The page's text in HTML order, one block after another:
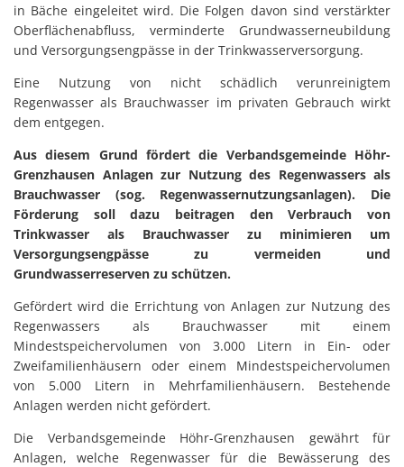
in Bäche eingeleitet wird. Die Folgen davon sind verstärkter
Oberflächenabfluss, verminderte Grundwasserneubildung
und Versorgungsengpässe in der Trinkwasserversorgung.
Eine Nutzung von nicht schädlich verunreinigtem
Regenwasser als Brauchwasser im privaten Gebrauch wirkt
dem entgegen.
Aus diesem Grund fördert die Verbandsgemeinde Höhr-
Grenzhausen Anlagen zur Nutzung des Regenwassers als
Brauchwasser (sog. Regenwassernutzungsanlagen). Die
Förderung soll dazu beitragen den Verbrauch von
Trinkwasser als Brauchwasser zu minimieren um
Versorgungsengpässe zu vermeiden und
Grundwasserreserven zu schützen.
Gefördert wird die Errichtung von Anlagen zur Nutzung des
Regenwassers als Brauchwasser mit einem
Mindestspeichervolumen von 3.000 Litern in Ein- oder
Zweifamilienhäusern oder einem Mindestspeichervolumen
von 5.000 Litern in Mehrfamilienhäusern. Bestehende
Anlagen werden nicht gefördert.
Die Verbandsgemeinde Höhr-Grenzhausen gewährt für
Anlagen, welche Regenwasser für die Bewässerung des